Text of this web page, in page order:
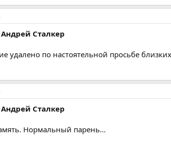
Сталкер
удалено по настоятельной просьбе
Сталкер
Нормальный парень...